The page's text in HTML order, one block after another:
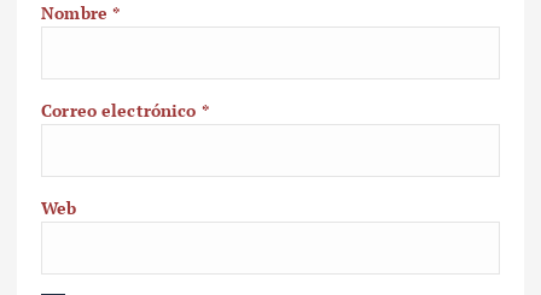
Nombre*
Correo electrónico *
Web